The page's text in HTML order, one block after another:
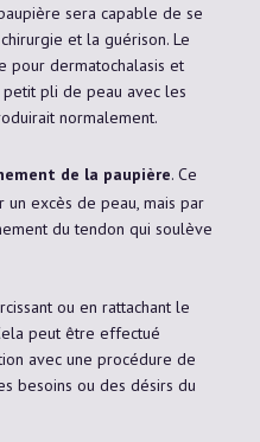
sera capable de se
et la guérison. Le
pour dermatochalasis et
pli de peau avec les
normalement.
de la paupière. Ce
un excès de peau, mais par
du tendon qui soulève
ou en rattachant le
peut être effectué
avec une procédure de
besoins ou des désirs du